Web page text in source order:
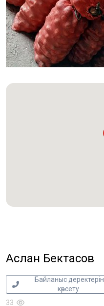
Аслан Бектасов
Байланыс деректерін
көрсету
33